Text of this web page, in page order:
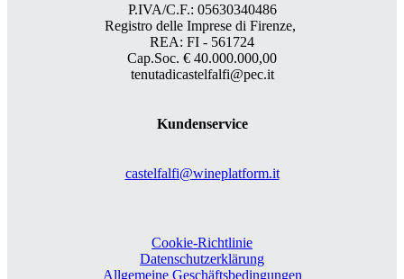
P.IVA/C.F.: 05630340486
Registro delle Imprese di Firenze,
REA: FI - 561724
Cap.Soc. € 40.000.000,00
tenutadicastelfalfi@pec.it
Kundenservice
castelfalfi@wineplatform.it
Cookie-Richtlinie
Datenschutzerklärung
Allgemeine Geschäftsbedingungen